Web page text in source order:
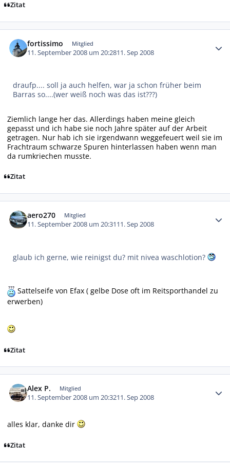
Zitat
fortissimo Mitglied
11. September 2008 um 20:2811. Sep 2008
draufp.... soll ja auch helfen, war ja schon früher beim
Barras so....(wer weiß noch was das ist???)
Ziemlich lange her das. Allerdings haben meine gleich
gepasst und ich habe sie noch Jahre später auf der Arbeit
getragen. Nur hab ich sie irgendwann weggefeuert weil sie im
Frachtraum schwarze Spuren hinterlassen haben wenn man
da rumkriechen musste.
Zitat
aero270 Mitglied
11. September 2008 um 20:3111. Sep 2008
glaub ich gerne, wie reinigst du? mit nivea waschlotion?
Sattelseife von Efax ( gelbe Dose oft im Reitsporthandel zu
erwerben)
Zitat
Alex P. Mitglied
11. September 2008 um 20:3211. Sep 2008
alles klar, danke dir
Zitat